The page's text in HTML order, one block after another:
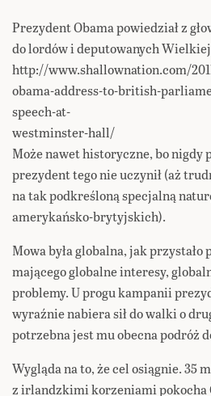
Prezydent Obama powiedział z
do lordów i deputowanych
http://www.shallownation.com/
obama-address-to-british-
speech-at-
westminster-hall/
Może nawet historyczne, bo
prezydent tego nie uczynił (aż
na tak podkreśloną specjalną
amerykańsko-brytyjskich).
Mowa była globalna, jak
mającego globalne interesy,
problemy. U progu kampanii
wyraźnie nabiera sił do walki o
potrzebna jest mu obecna podróż
Wygląda na to, że cel osiągnie. 35
z irlandzkimi korzeniami pokocha